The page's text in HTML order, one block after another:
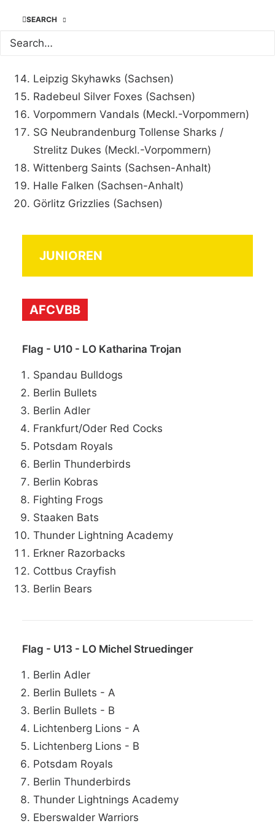
SEARCH
Finsterwalde Foxes (Berlin-Brandenburg)
Berlin Bullets (Berlin-Brandenburg)
Leipzig Skyhawks (Sachsen)
Radebeul Silver Foxes (Sachsen)
Vorpommern Vandals (Meckl.-Vorpommern)
SG Neubrandenburg Tollense Sharks /
Strelitz Dukes (Meckl.-Vorpommern)
Wittenberg Saints (Sachsen-Anhalt)
Halle Falken (Sachsen-Anhalt)
Görlitz Grizzlies (Sachsen)
JUNIOREN
AFCVBB
Flag - U10 - LO Katharina Trojan
Spandau Bulldogs
Berlin Bullets
Berlin Adler
Frankfurt/Oder Red Cocks
Potsdam Royals
Berlin Thunderbirds
Berlin Kobras
Fighting Frogs
Staaken Bats
Thunder Lightning Academy
Erkner Razorbacks
Cottbus Crayfish
Berlin Bears
Flag - U13 - LO Michel Struedinger
Berlin Adler
Berlin Bullets - A
Berlin Bullets - B
Lichtenberg Lions - A
Lichtenberg Lions - B
Potsdam Royals
Berlin Thunderbirds
Thunder Lightnings Academy
Eberswalder Warriors